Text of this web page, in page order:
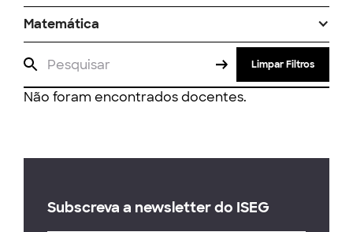
Matemática
Limpar Filtros
Não foram encontrados docentes.
Subscreva a newsletter do ISEG